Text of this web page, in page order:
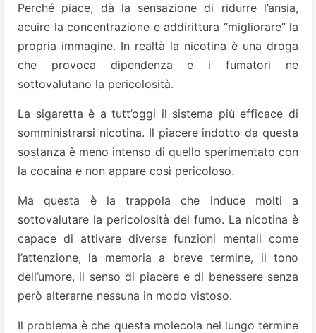
Perché piace, dà la sensazione di ridurre l’ansia,
acuire la concentrazione e addirittura “migliorare” la
propria immagine. In realtà la nicotina è una droga
che provoca dipendenza e i fumatori ne
sottovalutano la pericolosità.
La sigaretta è a tutt’oggi il sistema più efficace di
somministrarsi nicotina. Il piacere indotto da questa
sostanza è meno intenso di quello sperimentato con
la cocaina e non appare così pericoloso.
Ma questa è la trappola che induce molti a
sottovalutare la pericolosità del fumo. La nicotina è
capace di attivare diverse funzioni mentali come
l’attenzione, la memoria a breve termine, il tono
dell’umore, il senso di piacere e di benessere senza
però alterarne nessuna in modo vistoso.
Il problema è che questa molecola nel lungo termine